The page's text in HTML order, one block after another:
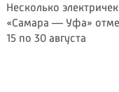
Несколько электричек
«Самара — Уфа»
15 по 30 августа